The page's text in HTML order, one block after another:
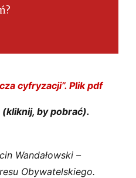
cyfryzacji”. Plik pdf
.
Wandałowski –
Obywatelskiego.